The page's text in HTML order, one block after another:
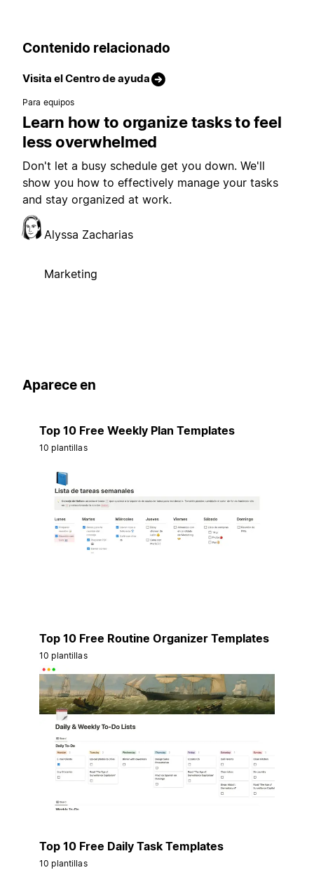
Contenido relacionado
Visita el Centro de ayuda
Para equipos
Learn how to organize tasks to feel
less overwhelmed
Don't let a busy schedule get you down. We'll
show you how to effectively manage your tasks
and stay organized at work.
Alyssa Zacharias
Marketing
Aparece en
Top 10 Free Weekly Plan Templates
10 plantillas
Top 10 Free Routine Organizer Templates
10 plantillas
Top 10 Free Daily Task Templates
10 plantillas